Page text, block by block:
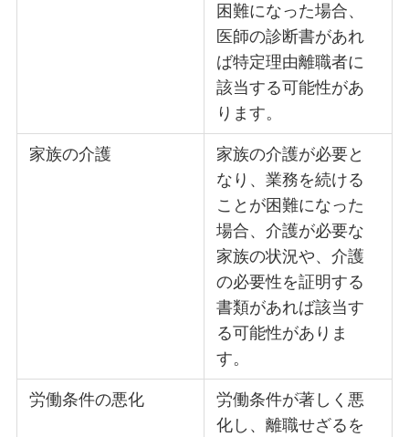
困難になった場合、
医師の診断書があれ
ば特定理由離職者に
該当する可能性があ
ります。
家族の介護
家族の介護が必要と
なり、業務を続ける
ことが困難になった
場合、介護が必要な
家族の状況や、介護
の必要性を証明する
書類があれば該当す
る可能性がありま
す。
労働条件の悪化
労働条件が著しく悪
化し、離職せざるを